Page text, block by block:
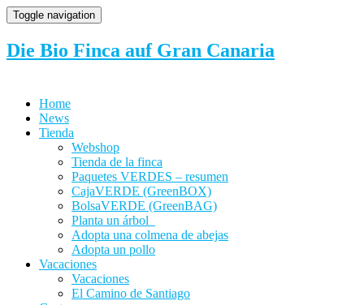
Toggle navigation
Die Bio Finca auf Gran Canaria
Home
News
Tienda
Webshop
Tienda de la finca
Paquetes VERDES – resumen
CajaVERDE (GreenBOX)
BolsaVERDE (GreenBAG)
Planta un árbol
Adopta una colmena de abejas
Adopta un pollo
Vacaciones
Vacaciones
El Camino de Santiago